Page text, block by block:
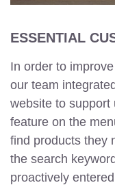
ESSENTIAL
In order to
our team
website to support
feature on the
find products they
the search
proactively